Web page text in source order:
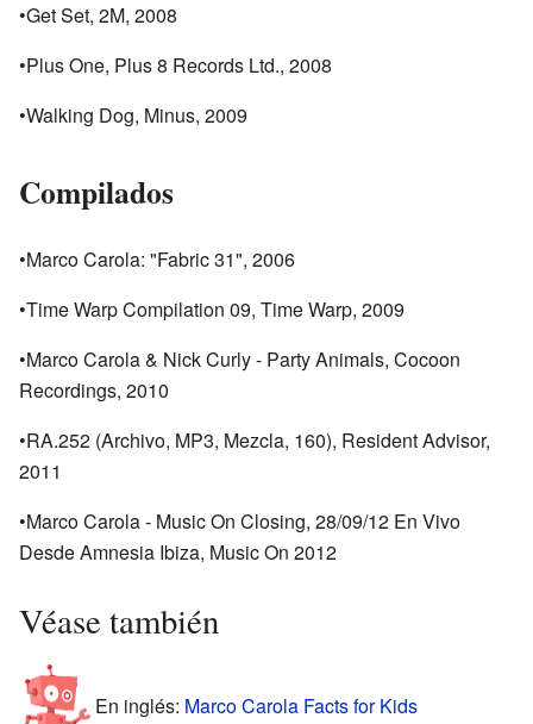
•Get Set, 2M, 2008
•Plus One, Plus 8 Records Ltd., 2008
•Walking Dog, Minus, 2009
Compilados
•Marco Carola: "Fabric 31", 2006
•Time Warp Compilation 09, Time Warp, 2009
•Marco Carola & Nick Curly - Party Animals, Cocoon
Recordings, 2010
•RA.252 (Archivo, MP3, Mezcla, 160), Resident Advisor,
2011
•Marco Carola - Music On Closing, 28/09/12 En Vivo
Desde Amnesia Ibiza, Music On 2012
Véase también
En inglés: Marco Carola Facts for Kids